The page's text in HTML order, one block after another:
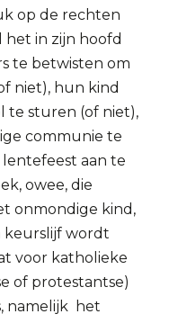
op de rechten
het in zijn hoofd
te betwisten om
niet), hun kind
te sturen (of niet),
communie te
aan te
owee, die
onmondige kind,
keurslijf wordt
voor katholieke
of protestantse)
namelijk het